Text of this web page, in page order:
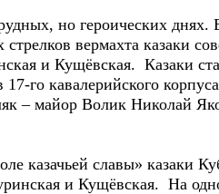
но героических
вермахта казаки
и Кущёвская. Казаки
го кавалерийского
– майор Волик Николай
казачьей славы» казаки
и Кущёвская. На